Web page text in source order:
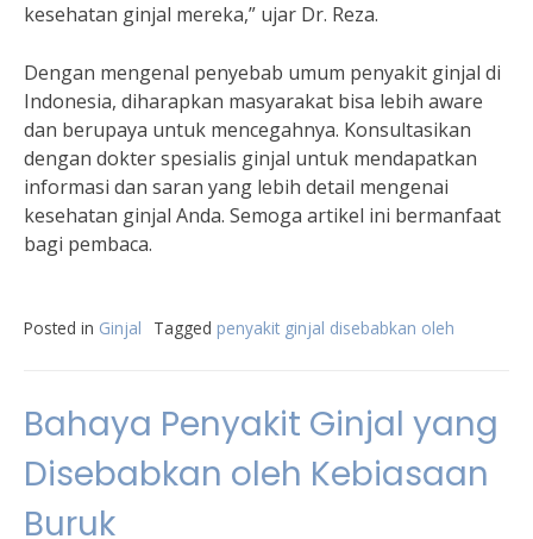
kesehatan ginjal mereka,” ujar Dr. Reza.
Dengan mengenal penyebab umum penyakit ginjal di
Indonesia, diharapkan masyarakat bisa lebih aware
dan berupaya untuk mencegahnya. Konsultasikan
dengan dokter spesialis ginjal untuk mendapatkan
informasi dan saran yang lebih detail mengenai
kesehatan ginjal Anda. Semoga artikel ini bermanfaat
bagi pembaca.
Posted in Ginjal Tagged penyakit ginjal disebabkan oleh
Bahaya Penyakit Ginjal yang
Disebabkan oleh Kebiasaan
Buruk